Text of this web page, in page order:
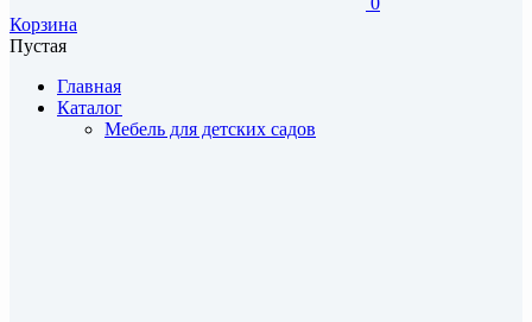
Корзина
Пустая
Главная
Каталог
Мебель для детских садов